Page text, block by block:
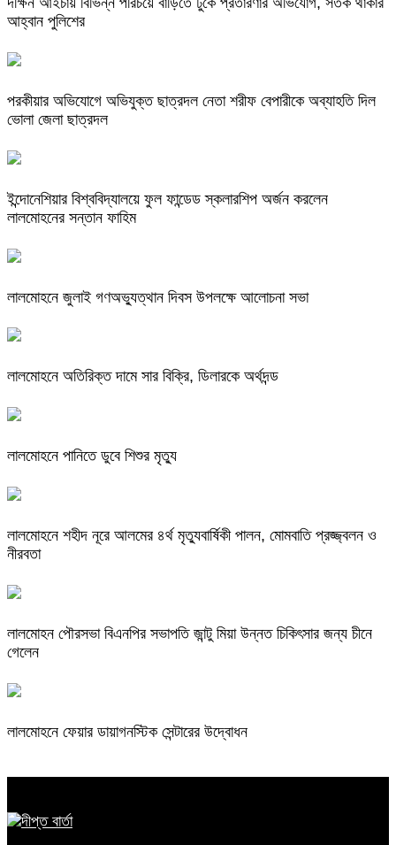
আহ্বান পুলিশের
পরকীয়ার অভিযোগে অভিযুক্ত ছাত্রদল নেতা শরীফ বেপারীকে অব্যাহতি দিল
ভোলা জেলা ছাত্রদল
ইন্দোনেশিয়ার বিশ্ববিদ্যালয়ে ফুল ফান্ডেড স্কলারশিপ অর্জন করলেন
লালমোহনের সন্তান ফাহিম
লালমোহনে জুলাই গণঅভ্যুত্থান দিবস উপলক্ষে আলোচনা সভা
লালমোহনে অতিরিক্ত দামে সার বিক্রি, ডিলারকে অর্থদন্ড
লালমোহনে পানিতে ডুবে শিশুর মৃত্যু
লালমোহনে শহীদ নূরে আলমের ৪র্থ মৃত্যুবার্ষিকী পালন, মোমবাতি প্রজ্জ্বলন ও
নীরবতা
লালমোহন পৌরসভা বিএনপির সভাপতি জান্টু মিয়া উন্নত চিকিৎসার জন্য চীনে
গেলেন
লালমোহনে ফেয়ার ডায়াগনস্টিক সেন্টারের উদ্বোধন